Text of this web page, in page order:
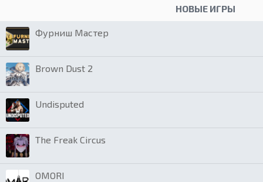
НОВЫЕ ИГРЫ
Фурниш Мастер
Brown Dust 2
Undisputed
The Freak Circus
OMORI